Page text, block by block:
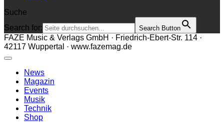
Suche
Search for:
Search Button
FAZE Music & Verlags GmbH · Friedrich-Ebert-Str. 114 ·
42117 Wuppertal · www.fazemag.de
News
Magazin
Events
Musik
Technik
Shop